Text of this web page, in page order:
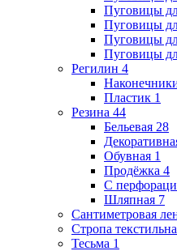
Пуговицы
Пуговицы
Пуговицы
Пуговицы
Регилин 4
Пластик 1
Резина 44
Бельевая 28
Обувная 1
Продёжка 4
С
Шляпная 7
Сантиметровая
Стропа
Тесьма 1